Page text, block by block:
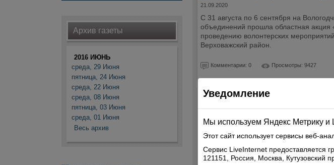
Архив газеты
2016 ИЮНЬ
среда, 29 Июня
пятница, 24 Июня
среда, 22 Июня
среда, 08 Июня
пятница, 03 Июня
среда, 01 Июня
Весь архив
21.09.2020
С 31 августа по 6 сентября на
объединений прошла областная
проведению волонтерских
Верховажский район.
Комментарии: 0 Просмотры: 9427
Уведомление
Мы используем Яндекс Метрику и
Этот сайт использует сервисы веб-
Сервис LiveInternet предоставляется
121151, Россия, Москва, Кутузовский